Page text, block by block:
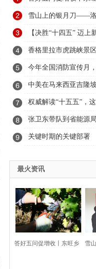
组：葡萄产业铺就“甜
雪山上的银月刀——
【决胜“十四五” 迈
亮点多、成效显——
香格里拉市虎跳峡景
无人机体验店
今年全国消防宣传月
→
中美在马来西亚吉隆
权威解读“十五五”，
息
张卫东带队到省能源
关键时期的关键部署
最火资讯
答好五问促增收丨东旺乡 雪